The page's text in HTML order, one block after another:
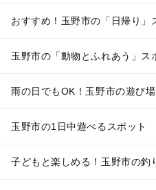
おすすめ！玉野市の「日帰り」
玉野市の「動物とふれあう」ス
雨の日でもOK！玉野市の遊び場
玉野市の1日中遊べるスポット
子どもと楽しめる！玉野市の釣